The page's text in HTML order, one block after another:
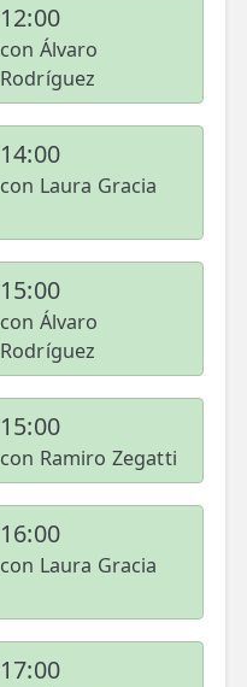
12:00
con Álvaro
Rodríguez
14:00
con Laura Gracia
15:00
con Álvaro
Rodríguez
15:00
con Ramiro Zegatti
16:00
con Laura Gracia
17:00